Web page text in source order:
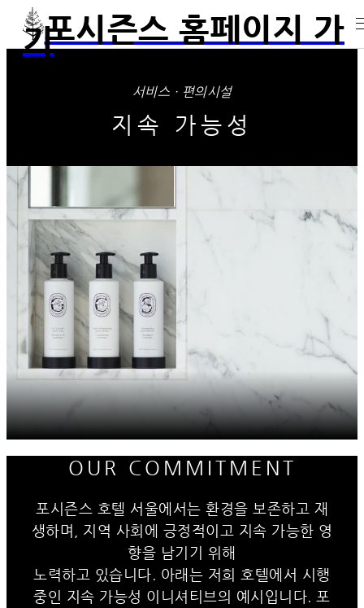
포시즌스 홈페이지 가
기
서비스 · 편의시설
지속 가능성
OUR COMMITMENT
포시즌스 호텔 서울에서는 환경을 보존하고 재
생하며, 지역 사회에 긍정적이고 지속 가능한 영
향을 남기기 위해
노력하고 있습니다. 아래는 저희 호텔에서 시행
중인 지속 가능성 이니셔티브의 예시입니다. 포